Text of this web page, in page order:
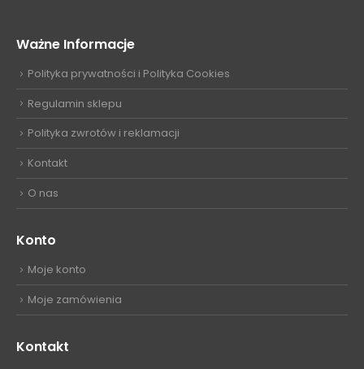
Ważne Informacje
Polityka prywatności i Polityka Cookies
Regulamin sklepu
Polityka zwrotów i reklamacji
Kontakt
O nas
Konto
Moje konto
Moje zamówienia
Kontakt